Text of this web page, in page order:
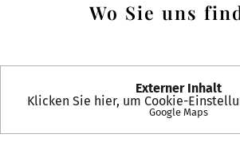
Wo Sie uns
Externer Inhalt
Klicken Sie hier, um Cookie-
Google Maps